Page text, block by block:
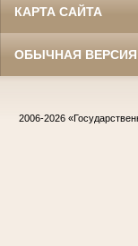
КАРТА САЙТА
ОБЫЧНАЯ ВЕРСИЯ
2006-2026